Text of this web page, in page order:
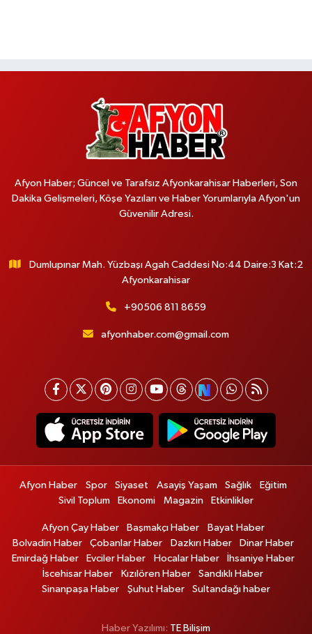
Afyon Haber; Güncel ve Tarafsız Afyonkarahisar Haberleri, Son
Dakika Gelişmeleri, Köşe Yazıları ve Haber Yorumlarıyla Afyon'un
Güvenilir Adresi.
Dumlupınar Mah. Yüzbaşı Agah Caddesi No:44 Daire:3 Kat:2
Afyonkarahisar
+90506 811 8659
afyonhaber.com@gmail.com
Afyon Haber Spor Siyaset Asayiş Yaşam Sağlık
Eğitim
Sivil Toplum
Ekonomi Magazin Etkinlikler
Afyon Çay Haber Başmakçı Haber
Bayat Haber
Bolvadin Haber
Çobanlar Haber Dazkırı Haber
Dinar Haber
Emirdağ Haber
Evciler Haber Hocalar Haber
İhsaniye Haber
İscehisar Haber
Kızılören Haber
Sandıklı Haber
Sinanpaşa Haber
Şuhut Haber Sultandağı haber
Haber Yazılımı: TE Bilişim